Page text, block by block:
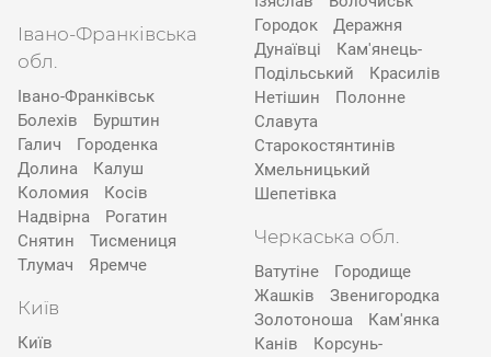
Івано-Франківська
обл.
Івано-Франківськ
Болехів
Бурштин
Галич
Городенка
Долина
Калуш
Коломия
Косів
Надвірна
Рогатин
Снятин
Тисмениця
Тлумач
Яремче
Київ
Київ
Городок
Деражня
Дунаївці
Кам'янець-
Подільський
Красилів
Нетішин
Полонне
Славута
Старокостянтинів
Хмельницький
Шепетівка
Черкаська обл.
Ватутіне
Городище
Жашків
Звенигородка
Золотоноша
Кам'янка
Канів
Корсунь-